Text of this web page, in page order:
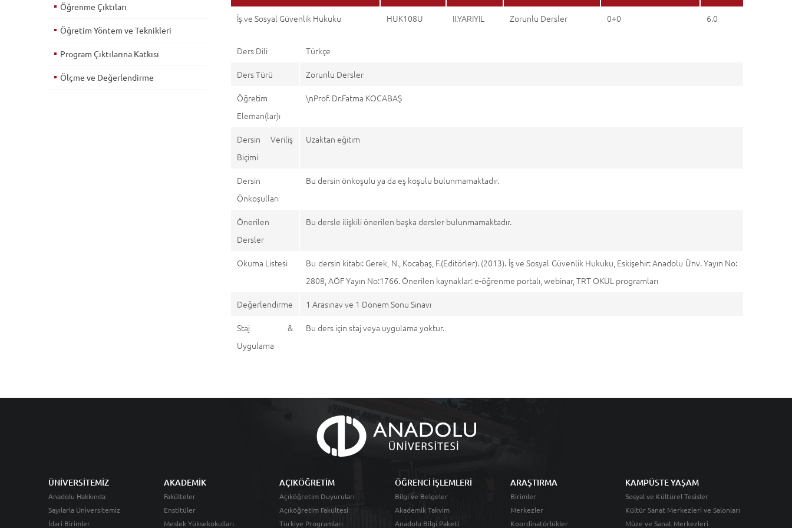
İş ve Sosyal Güvenlik Hukuku HUK108U II.YARIYIL Zorunlu Dersler 0+0 6.0
Ders Dili
Türkçe
Ders Türü
Zorunlu Dersler
Öğretim
Eleman(lar)ı
\nProf. Dr.Fatma KOCABAŞ
Dersin Veriliş
Biçimi
Uzaktan eğitim
Dersin
Önkoşulları
Bu dersin önkoşulu ya da eş koşulu bulunmamaktadır.
Önerilen
Dersler
Bu dersle ilişkili önerilen başka dersler bulunmamaktadır.
Okuma Listesi
Bu dersin kitabı: Gerek, N., Kocabaş, F.(Editörler). (2013). İş ve Sosyal Güvenlik Hukuku, Eskişehir: Anadolu Ünv. Yayın No:
2808, AÖF Yayın No:1766. Önerilen kaynaklar: e-öğrenme portalı, webinar, TRT OKUL programları
Değerlendirme
1 Arasınav ve 1 Dönem Sonu Sınavı
Staj &
Uygulama
Bu ders için staj veya uygulama yoktur.
Öğrenme Çıktıları
Öğretim Yöntem ve Teknikleri
Program Çıktılarına Katkısı
Ölçme ve Değerlendirme
ÜNİVERSİTEMİZ
Anadolu Hakkında
Sayılarla Üniversitemiz
İdari Birimler
AKADEMİK
Fakülteler
Enstitüler
Meslek Yüksekokulları
AÇIKÖĞRETİM
Açıköğretim Duyuruları
Açıköğretim Fakültesi
Türkiye Programları
ÖĞRENCİ İŞLEMLERİ
Bilgi ve Belgeler
Akademik Takvim
Anadolu Bilgi Paketi
ARAŞTIRMA
Birimler
Merkezler
Koordinatörlükler
KAMPÜSTE YAŞAM
Sosyal ve Kültürel Tesisler
Kültür Sanat Merkezleri ve Salonları
Müze ve Sanat Merkezleri